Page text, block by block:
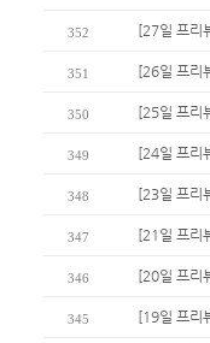
352 [27일 프리
351 [26일 프리
350 [25일 프리
349 [24일 프리
348 [23일 프리
347 [21일 프리
346 [20일 프리
345 [19일 프리